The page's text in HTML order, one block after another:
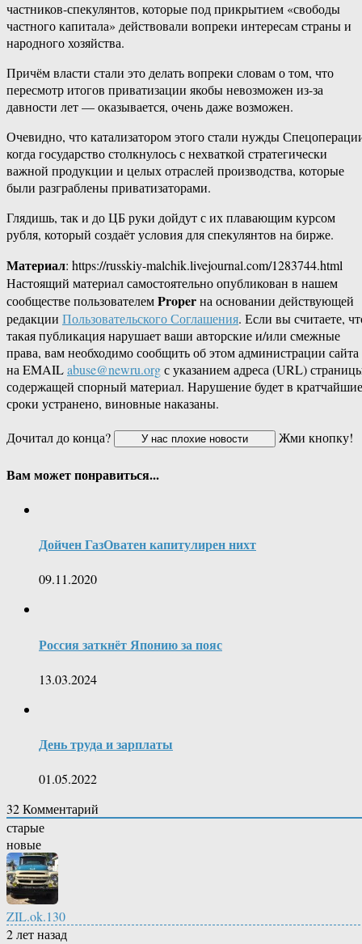
частников-спекулянтов, которые под прикрытием «свободы
частного капитала» действовали вопреки интересам страны и
народного хозяйства.
Причём власти стали это делать вопреки словам о том, что
пересмотр итогов приватизации якобы невозможен из-за
давности лет — оказывается, очень даже возможен.
Очевидно, что катализатором этого стали нужды
когда государство столкнулось с нехваткой стратегически
важной продукции и целых отраслей производства, которые
были разграблены приватизаторами.
Глядишь, так и до ЦБ руки дойдут с их плавающим курсом
рубля, который создаёт условия для спекулянтов на бирже.
Материал: https://russkiy-malchik.livejournal.com/1283744.html
Настоящий материал самостоятельно опубликован в нашем
сообществе пользователемProperна основании действующей
редакции Пользовательского Соглашения. Если вы считаете,
такая публикация нарушает ваши авторские и/или смежные
права, вам необходимо сообщить об этом администрации сайта
на EMAILabuse@newru.orgс указанием адреса (URL)
содержащей спорный материал. Нарушение будет в кратчайшие
сроки устранено, виновные наказаны.
Дочитал до конца?
Жми кнопку!
Вам может понравиться...
Дойчен ГазОватен капитулирен нихт
09.11.2020
Россия заткнёт Японию за пояс
13.03.2024
День труда и зарплаты
01.05.2022
32Комментарий
старые
новые
ZIL.ok.130
2 лет назад